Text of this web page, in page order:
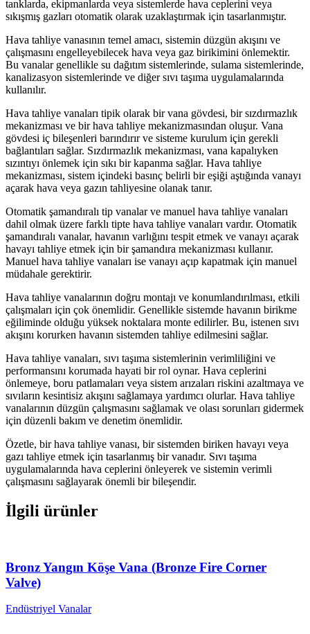
tanklarda, ekipmanlarda veya sistemlerde hava ceplerini veya
sıkışmış gazları otomatik olarak uzaklaştırmak için tasarlanmıştır.
Hava tahliye vanasının temel amacı, sistemin düzgün akışını ve
çalışmasını engelleyebilecek hava veya gaz birikimini önlemektir.
Bu vanalar genellikle su dağıtım sistemlerinde, sulama sistemlerinde,
kanalizasyon sistemlerinde ve diğer sıvı taşıma uygulamalarında
kullanılır.
Hava tahliye vanaları tipik olarak bir vana gövdesi, bir sızdırmazlık
mekanizması ve bir hava tahliye mekanizmasından oluşur. Vana
gövdesi iç bileşenleri barındırır ve sisteme kurulum için gerekli
bağlantıları sağlar. Sızdırmazlık mekanizması, vana kapalıyken
sızıntıyı önlemek için sıkı bir kapanma sağlar. Hava tahliye
mekanizması, sistem içindeki basınç belirli bir eşiği aştığında vanayı
açarak hava veya gazın tahliyesine olanak tanır.
Otomatik şamandıralı tip vanalar ve manuel hava tahliye vanaları
dahil olmak üzere farklı tipte hava tahliye vanaları vardır. Otomatik
şamandıralı vanalar, havanın varlığını tespit etmek ve vanayı açarak
havayı tahliye etmek için bir şamandıra mekanizması kullanır.
Manuel hava tahliye vanaları ise vanayı açıp kapatmak için manuel
müdahale gerektirir.
Hava tahliye vanalarının doğru montajı ve konumlandırılması, etkili
çalışmaları için çok önemlidir. Genellikle sistemde havanın birikme
eğiliminde olduğu yüksek noktalara monte edilirler. Bu, istenen sıvı
akışını korurken havanın sistemden tahliye edilmesini sağlar.
Hava tahliye vanaları, sıvı taşıma sistemlerinin verimliliğini ve
performansını korumada hayati bir rol oynar. Hava ceplerini
önlemeye, boru patlamaları veya sistem arızaları riskini azaltmaya ve
sıvıların kesintisiz akışını sağlamaya yardımcı olurlar. Hava tahliye
vanalarının düzgün çalışmasını sağlamak ve olası sorunları gidermek
için düzenli bakım ve denetim önemlidir.
Özetle, bir hava tahliye vanası, bir sistemden biriken havayı veya
gazı tahliye etmek için tasarlanmış bir vanadır. Sıvı taşıma
uygulamalarında hava ceplerini önleyerek ve sistemin verimli
çalışmasını sağlayarak önemli bir bileşendir.
İlgili ürünler
Bronz Yangın Köşe Vana (Bronze Fire Corner
Valve)
Endüstriyel Vanalar